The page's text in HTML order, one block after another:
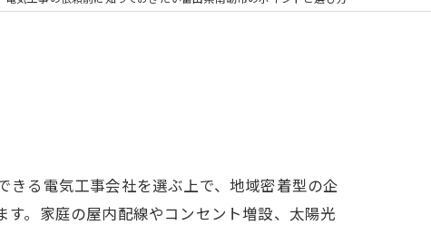
る電気工事会社を選ぶ上で、地域密着型の企
。家庭の屋内配線やコンセント増設、太陽光